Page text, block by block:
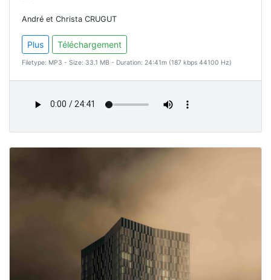
André et Christa CRUGUT
Plus Téléchargement
Filetype: MP3 - Size: 33.1 MB - Duration: 24:41m (187 kbps 44100 Hz)